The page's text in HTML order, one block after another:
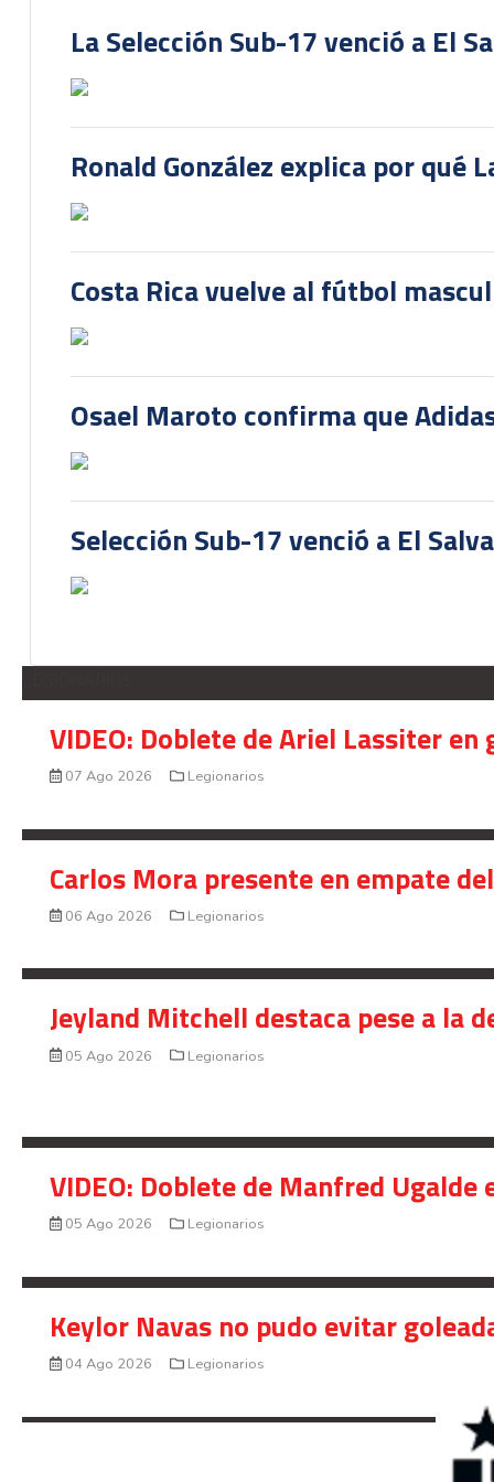
La Selección Sub-17 venció a El
Ronald González explica por qué
Costa Rica vuelve al fútbol
Osael Maroto confirma que
Selección Sub-17 venció a El
VIDEO: Doblete de Ariel Lassiter
07 Ago 2026 Legionarios
Carlos Mora presente en empate
06 Ago 2026 Legionarios
Jeyland Mitchell destaca pese a la
05 Ago 2026 Legionarios
VIDEO: Doblete de Manfred
05 Ago 2026 Legionarios
Keylor Navas no pudo evitar
04 Ago 2026 Legionarios